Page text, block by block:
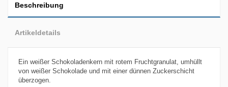
Beschreibung
Artikeldetails
Ein weißer Schokoladenkern mit rotem Fruchtgranulat, umhüllt
von weißer Schokolade und mit einer dünnen Zuckerschicht
überzogen.